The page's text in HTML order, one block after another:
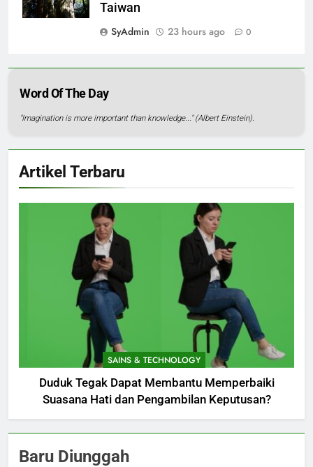
Taiwan
SyAdmin
23 hours ago 0
Word Of The Day
"Imagination is more important than knowledge..." (Albert Einstein).
Artikel Terbaru
SAINS & TECHNOLOGY
Duduk Tegak Dapat Membantu Memperbaiki
Suasana Hati dan Pengambilan Keputusan?
Baru Diunggah